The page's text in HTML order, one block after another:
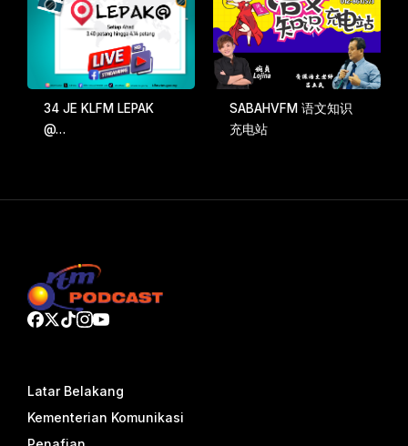
34 JE KLFM LEPAK
@…
SABAHVFM 语文知识
充电站
Latar Belakang
Kementerian Komunikasi